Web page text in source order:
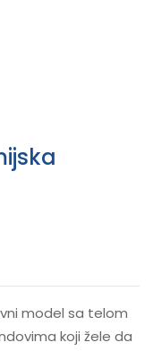
model sa telom
koji žele da